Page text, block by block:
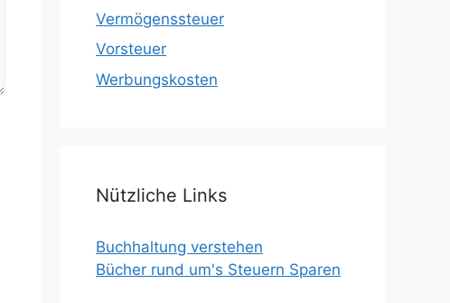
Vermögenssteuer
Vorsteuer
Werbungskosten
Nützliche Links
Buchhaltung verstehen
Bücher rund um's Steuern Sparen